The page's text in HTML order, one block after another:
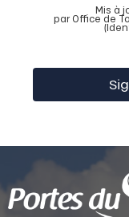
Mis à
par Office de